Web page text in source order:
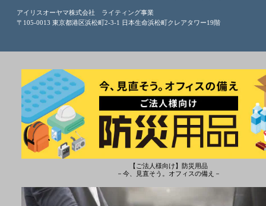
アイリスオーヤマ株式会社 ライティング事業
〒105-0013 東京都港区浜松町2-3-1 日本生命浜松町クレアタワー19階
【ご法人様向け】防災用品
－今、見直そう。オフィスの備え－